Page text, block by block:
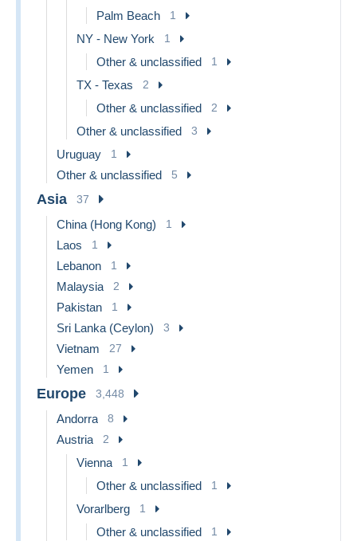
Palm Beach 1
NY - New York 1
Other & unclassified 1
TX - Texas 2
Other & unclassified 2
Other & unclassified 3
Uruguay 1
Other & unclassified 5
Asia 37
China (Hong Kong) 1
Laos 1
Lebanon 1
Malaysia 2
Pakistan 1
Sri Lanka (Ceylon) 3
Vietnam 27
Yemen 1
Europe 3,448
Andorra 8
Austria 2
Vienna 1
Other & unclassified 1
Vorarlberg 1
Other & unclassified 1